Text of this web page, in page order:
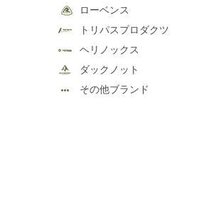
ローベンス
トリパスプロダクツ
ヘリノックス
ダックノット
その他ブランド